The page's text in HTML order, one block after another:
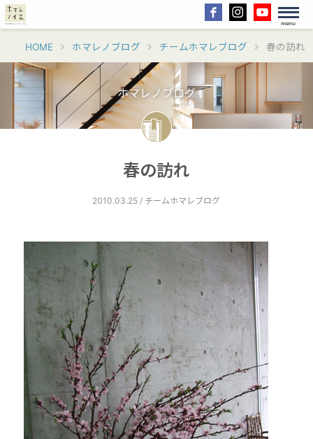
menu
HOME ホマレノブログ チームホマレブログ 春の訪れ
ホマレノブログ
春の訪れ
2010.03.25 / チームホマレブログ